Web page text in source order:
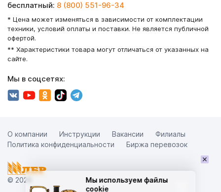
Мы используем файлы
cookie
бесплатный: 8 (800) 551-96-34
* Цена может изменяться в зависимости от комплектации
техники, условий оплаты и поставки. Не является публичной
офертой.
** Характеристики товара могут отличаться от указанных на
сайте.
Мы в соцсетях:
© 2026
О компании Инструкции Вакансии
Филиалы
Политика конфиденциальности
Биржа перевозок
×